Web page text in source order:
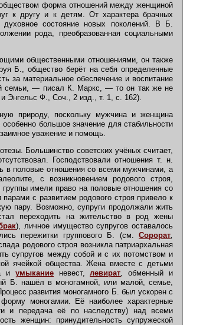
обществом форма отношений между женщиной
к другу и к детям. От характера брачных
состояние новых поколений. В Б.
рода, преобразованная социальными
общественными отношениями, он также
Б., общество берёт на себя определенные
за материальное обеспечение и воспитание
семьи, — писал К. Маркс, — то он так же не
Энгельс Ф., Соч., 2 изд., т. 1, с. 162).
природу, поскольку мужчина и женщина
большое значение для стабильности
уважение и помощь.
Большинство советских учёных считает,
Господствовали отношения т. н.
в половые отношения со всеми мужчинами, а
с возникновением родового строя,
имели право на половые отношения со
с развитием родового строя привело к
пару. Возможно, супруги продолжали жить
переходить на жительство в род жены
), личное имущество супругов оставалось
пережитки группового Б. (см. Сорорат,
родового строя возникла патриархальная
супругов между собой и с их потомством и
ячейкой общества. Жена вместе с детьми
и умыканиеневест,левират,
обменный и
Б. нашёл в моногамной, или малой, семье,
развития моногамного Б. был ускорен с
моногамии. Её наиболее характерные
и передача её по наследству) над всеми
женщин: принудительность супружеской